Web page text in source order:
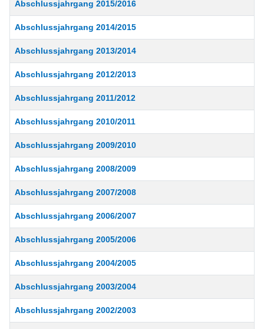
Abschlussjahrgang 2015/2016
Abschlussjahrgang 2014/2015
Abschlussjahrgang 2013/2014
Abschlussjahrgang 2012/2013
Abschlussjahrgang 2011/2012
Abschlussjahrgang 2010/2011
Abschlussjahrgang 2009/2010
Abschlussjahrgang 2008/2009
Abschlussjahrgang 2007/2008
Abschlussjahrgang 2006/2007
Abschlussjahrgang 2005/2006
Abschlussjahrgang 2004/2005
Abschlussjahrgang 2003/2004
Abschlussjahrgang 2002/2003